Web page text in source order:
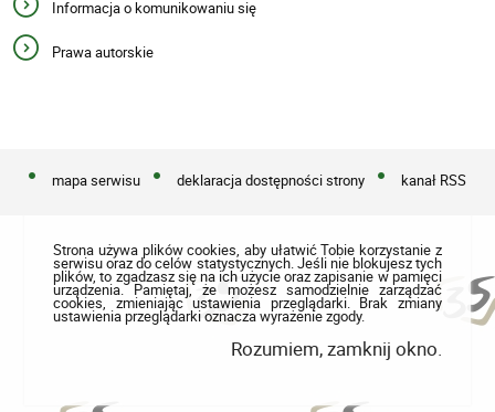
Informacja o komunikowaniu się
Prawa autorskie
mapa serwisu deklaracja dostępności strony kanał RSS
Strona używa plików cookies, aby ułatwić Tobie korzystanie z
serwisu oraz do celów statystycznych. Jeśli nie blokujesz tych
plików, to zgadzasz się na ich użycie oraz zapisanie w pamięci
urządzenia. Pamiętaj, że możesz samodzielnie zarządzać
cookies, zmieniając ustawienia przeglądarki. Brak zmiany
ustawienia przeglądarki oznacza wyrażenie zgody.
Rozumiem, zamknij okno.